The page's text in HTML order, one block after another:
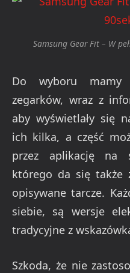
Samsung Gear Fit – W
Do wyboru mamy
zegarków, wraz z
aby wyświetlały się
ich kilka, a część
przez aplikację na
którego da się także
opisywane tarcze.
siebie, są wersje
tradycyjne z
Szkoda, że nie